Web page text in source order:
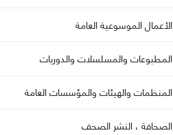
الأعمال الموسوعية العامة
المطبوعات والمسلسلات والدوريات
المنظمات والهيئات والمؤسسات العامة
الصحافة ، النشر الصحف